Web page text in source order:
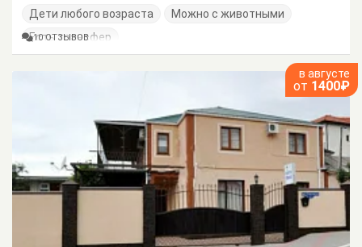
Дети любого возраста
Можно с животными
Есть трансфер
10 ОТЗЫВОВ
в августе
от 1400₽